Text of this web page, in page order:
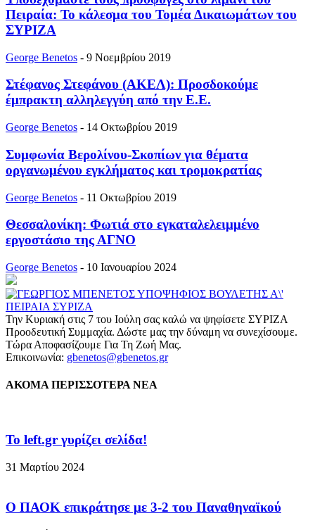
Πειραία: Το κάλεσμα του Τομέα Δικαιωμάτων του
ΣΥΡΙΖΑ
George Benetos - 9 Νοεμβρίου 2019
Στέφανος Στεφάνου (ΑΚΕΛ): Προσδοκούμε
έμπρακτη αλληλεγγύη από την Ε.Ε.
George Benetos - 14 Οκτωβρίου 2019
Συμφωνία Βερολίνου-Σκοπίων για θέματα
οργανωμένου εγκλήματος και τρομοκρατίας
George Benetos - 11 Οκτωβρίου 2019
Θεσσαλονίκη: Φωτιά στο εγκαταλελειμμένο
εργοστάσιο της ΑΓΝΟ
George Benetos - 10 Ιανουαρίου 2024
Την Κυριακή στις 7 του Ιούλη σας καλώ να ψηφίσετε ΣΥΡΙΖΑ
Προοδευτική Συμμαχία. Δώστε μας την δύναμη να συνεχίσουμε.
Τώρα Αποφασίζουμε Για Τη Ζωή Μας.
Επικοινωνία: gbenetos@gbenetos.gr
ΑΚΟΜΑ ΠΕΡΙΣΣΟΤΕΡΑ ΝΕΑ
To left.gr γυρίζει σελίδα!
31 Μαρτίου 2024
Ο ΠΑΟΚ επικράτησε με 3-2 του Παναθηναϊκού